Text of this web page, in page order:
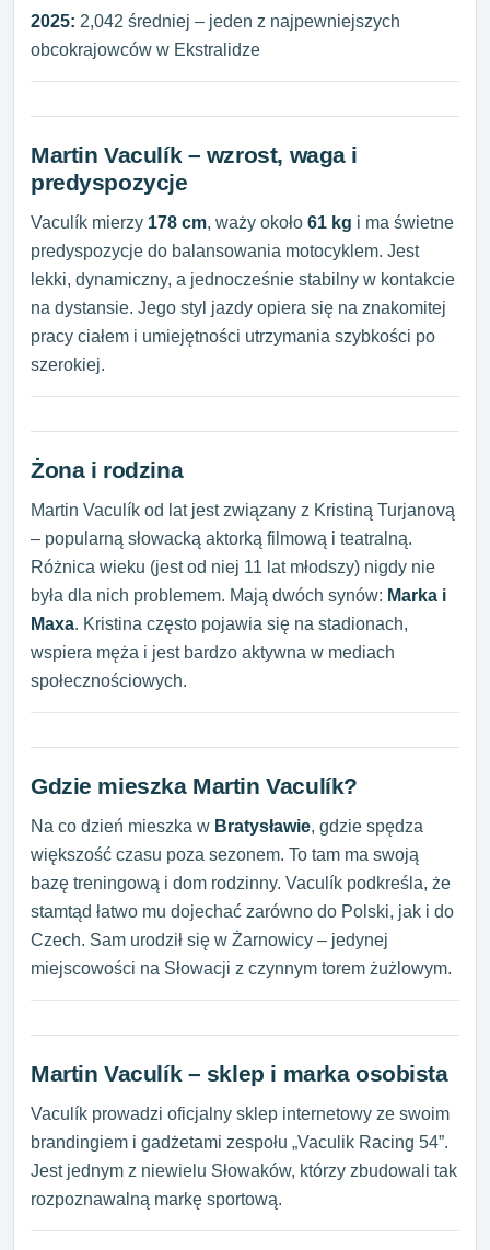
2025: 2,042 średniej – jeden z najpewniejszych
obcokrajowców w Ekstralidze
Martin Vaculík – wzrost, waga i
predyspozycje
Vaculík mierzy 178 cm, waży około 61 kg i ma świetne
predyspozycje do balansowania motocyklem. Jest
lekki, dynamiczny, a jednocześnie stabilny w kontakcie
na dystansie. Jego styl jazdy opiera się na znakomitej
pracy ciałem i umiejętności utrzymania szybkości po
szerokiej.
Żona i rodzina
Martin Vaculík od lat jest związany z Kristiną Turjanovą
– popularną słowacką aktorką filmową i teatralną.
Różnica wieku (jest od niej 11 lat młodszy) nigdy nie
była dla nich problemem. Mają dwóch synów: Marka i
Maxa. Kristina często pojawia się na stadionach,
wspiera męża i jest bardzo aktywna w mediach
społecznościowych.
Gdzie mieszka Martin Vaculík?
Na co dzień mieszka w Bratysławie, gdzie spędza
większość czasu poza sezonem. To tam ma swoją
bazę treningową i dom rodzinny. Vaculík podkreśla, że
stamtąd łatwo mu dojechać zarówno do Polski, jak i do
Czech. Sam urodził się w Żarnowicy – jedynej
miejscowości na Słowacji z czynnym torem żużlowym.
Martin Vaculík – sklep i marka osobista
Vaculík prowadzi oficjalny sklep internetowy ze swoim
brandingiem i gadżetami zespołu „Vaculik Racing 54”.
Jest jednym z niewielu Słowaków, którzy zbudowali tak
rozpoznawalną markę sportową.